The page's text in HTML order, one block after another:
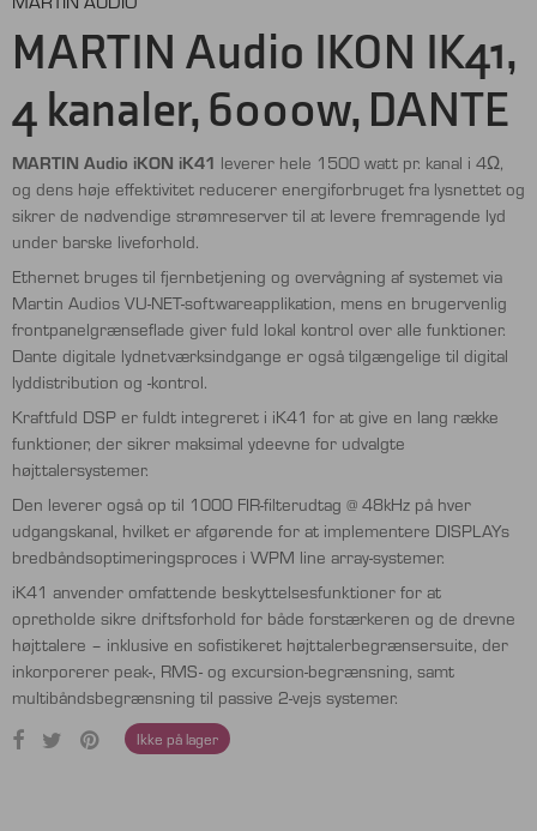
MARTIN Audio IKON IK41,
4 kanaler, 6000w, DANTE
MARTIN Audio iKON iK41 leverer hele 1500 watt pr. kanal i 4Ω,
og dens høje effektivitet reducerer energiforbruget fra lysnettet og
sikrer de nødvendige strømreserver til at levere fremragende lyd
under barske liveforhold.
Ethernet bruges til fjernbetjening og overvågning af systemet via
Martin Audios VU-NET-softwareapplikation, mens en brugervenlig
frontpanelgrænseflade giver fuld lokal kontrol over alle funktioner.
Dante digitale lydnetværksindgange er også tilgængelige til digital
lyddistribution og -kontrol.
Kraftfuld DSP er fuldt integreret i iK41 for at give en lang række
funktioner, der sikrer maksimal ydeevne for udvalgte
højttalersystemer.
Den leverer også op til 1000 FIR-filterudtag @ 48kHz på hver
udgangskanal, hvilket er afgørende for at implementere DISPLAYs
bredbåndsoptimeringsproces i WPM line array-systemer.
iK41 anvender omfattende beskyttelsesfunktioner for at
opretholde sikre driftsforhold for både forstærkeren og de drevne
højttalere – inklusive en sofistikeret højttalerbegrænsersuite, der
inkorporerer peak-, RMS- og excursion-begrænsning, samt
multibåndsbegrænsning til passive 2-vejs systemer.
Ikke på lager